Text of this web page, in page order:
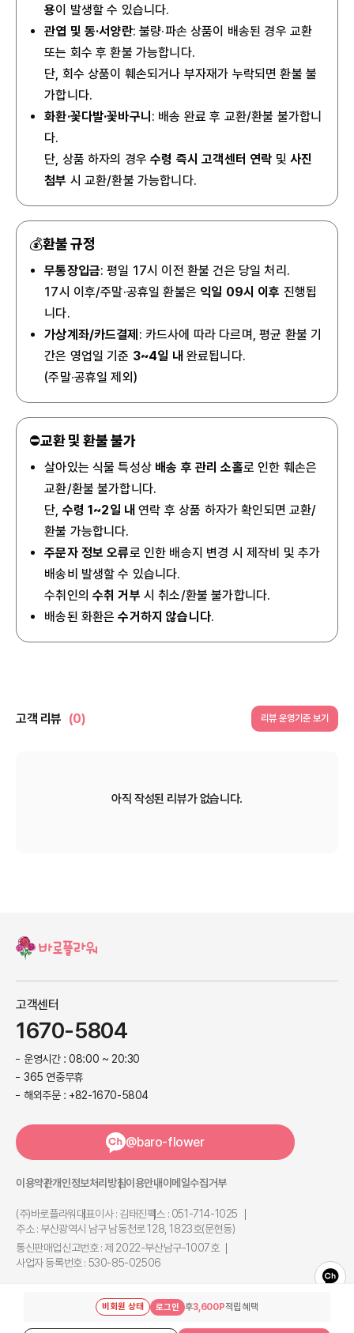
비회원 상태 로그인 후3,600P적립 혜택
용이 발생할 수 있습니다.
관엽 및 동·서양란: 불량·파손 상품이 배송된 경우 교환
또는 회수 후 환불 가능합니다.
단, 회수 상품이 훼손되거나 부자재가 누락되면 환불 불
가합니다.
화환·꽃다발·꽃바구니 : 배송 완료 후 교환/환불 불가합니
다.
단, 상품 하자의 경우수령 즉시 고객센터 연락 및 사진
첨부 시 교환/환불 가능합니다.
💰환불 규정
무통장입금: 평일 17시 이전 환불 건은 당일 처리.
17시 이후/주말·공휴일 환불은 익일 09시 이후 진행됩
니다.
가상계좌/카드결제 : 카드사에 따라 다르며, 평균 환불 기
간은 영업일 기준 3~4일 내 완료됩니다.
(주말·공휴일 제외)
⛔교환 및 환불 불가
살아있는 식물 특성상 배송 후 관리 소홀로 인한 훼손은
교환/환불 불가합니다.
단, 수령 1~2일 내 연락 후 상품 하자가 확인되면 교환/
환불 가능합니다.
주문자 정보 오류로 인한 배송지 변경 시 제작비 및 추가
배송비 발생할 수 있습니다.
수취인의 수취 거부 시 취소/환불 불가합니다.
배송된 화환은수거하지 않습니다.
고객 리뷰 (0) 리뷰 운영기준 보기
아직 작성된 리뷰가 없습니다.
이용약관개인정보처리방침이용안내이메일수집거부
(주)바로플라워 대표이사 : 김태진팩스 : 051-714-1025
주소 : 부산광역시 남구 남동천로 128, 1823호(문현동)
통신판매업신고번호 : 제 2022-부산남구-1007호
사업자 등록번호 : 530-85-02506
고객센터
1670-5804
운영시간 : 08:00 ~ 20:30
365 연중무휴
해외주문 : +82-1670-5804
@baro-flower